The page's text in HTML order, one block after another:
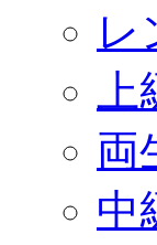
レ
上
両
中